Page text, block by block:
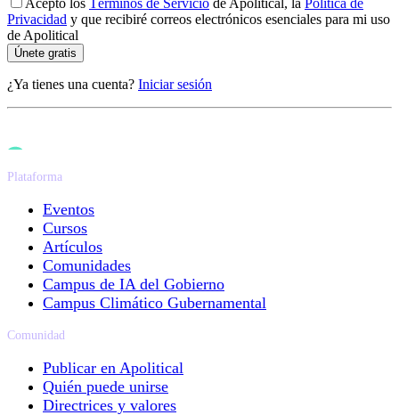
Acepto los Términos de Servicio de Apolitical, la Política de
Privacidad y que recibiré correos electrónicos esenciales para mi uso
de Apolitical
Únete gratis
¿Ya tienes una cuenta? Iniciar sesión
Plataforma
Eventos
Cursos
Artículos
Comunidades
Campus de IA del Gobierno
Campus Climático Gubernamental
Comunidad
Publicar en Apolitical
Quién puede unirse
Directrices y valores